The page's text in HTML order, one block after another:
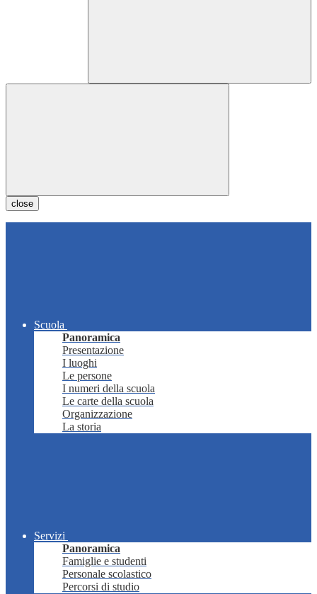
close
Scuola
Panoramica
Presentazione
I luoghi
Le persone
I numeri della scuola
Le carte della scuola
Organizzazione
La storia
Servizi
Panoramica
Famiglie e studenti
Personale scolastico
Percorsi di studio